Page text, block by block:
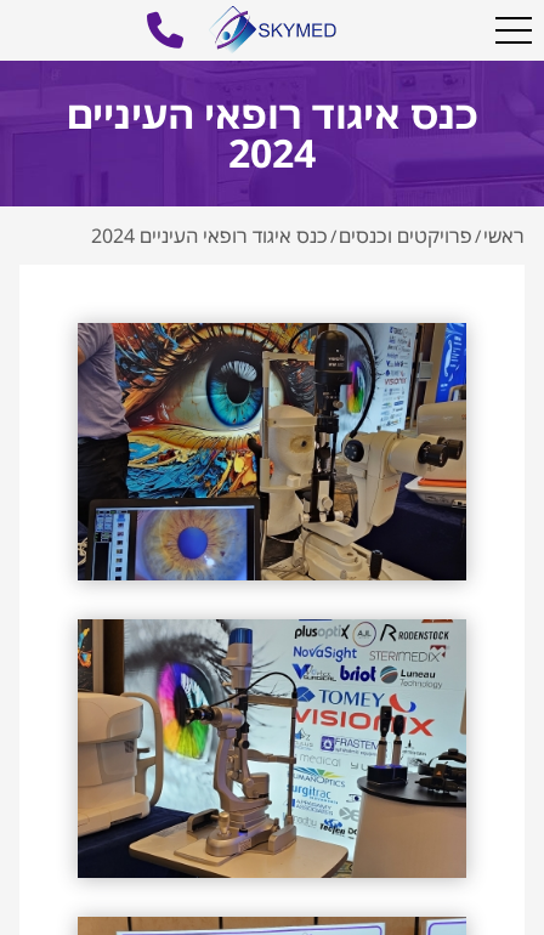
כנס איגוד רופאי העיניים
2024
ראשי/פרויקטים וכנסים/כנס איגוד רופאי העיניים 2024